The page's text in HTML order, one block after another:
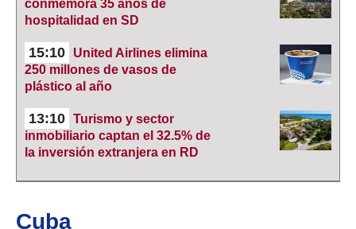
conmemora 35 años de
hospitalidad en SD
15:10
United Airlines elimina
250 millones de vasos de
plástico al año
13:10 Turismo y sector
inmobiliario captan el 32.5% de
la inversión extranjera en RD
Cuba